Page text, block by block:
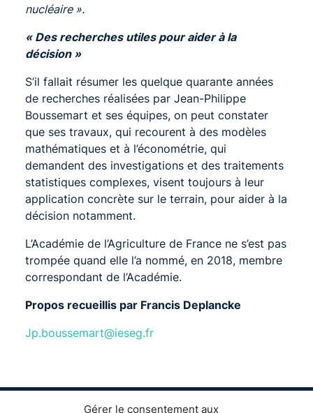
Gérer le consentement aux
nucléaire ».
« Des recherches utiles pour aider à la
décision »
S’il fallait résumer les quelque quarante années
de recherches réalisées par Jean-Philippe
Boussemart et ses équipes, on peut constater
que ses travaux, qui recourent à des modèles
mathématiques et à l’économétrie, qui
demandent des investigations et des traitements
statistiques complexes, visent toujours à leur
application concrète sur le terrain, pour aider à la
décision notamment.
L’Académie de l’Agriculture de France ne s’est pas
trompée quand elle l’a nommé, en 2018, membre
correspondant de l’Académie.
Propos recueillis par Francis Deplancke
Jp.boussemart@ieseg.fr